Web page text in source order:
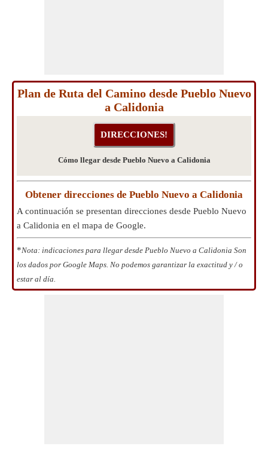
Plan de Ruta del Camino desde Pueblo Nuevo
a Calidonia
Cómo llegar desde Pueblo Nuevo a Calidonia
Obtener direcciones de Pueblo Nuevo a Calidonia
A continuación se presentan direcciones desde Pueblo Nuevo
a Calidonia en el mapa de Google.
*Nota: indicaciones para llegar desde Pueblo Nuevo a Calidonia Son
los dados por Google Maps. No podemos garantizar la exactitud y / o
estar al día.